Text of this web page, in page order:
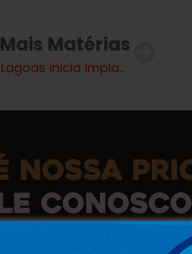
Mais Matérias
Prefeitura de Três Lagoas inicia implantação de sistema digital inovador em parceria com a UFMS